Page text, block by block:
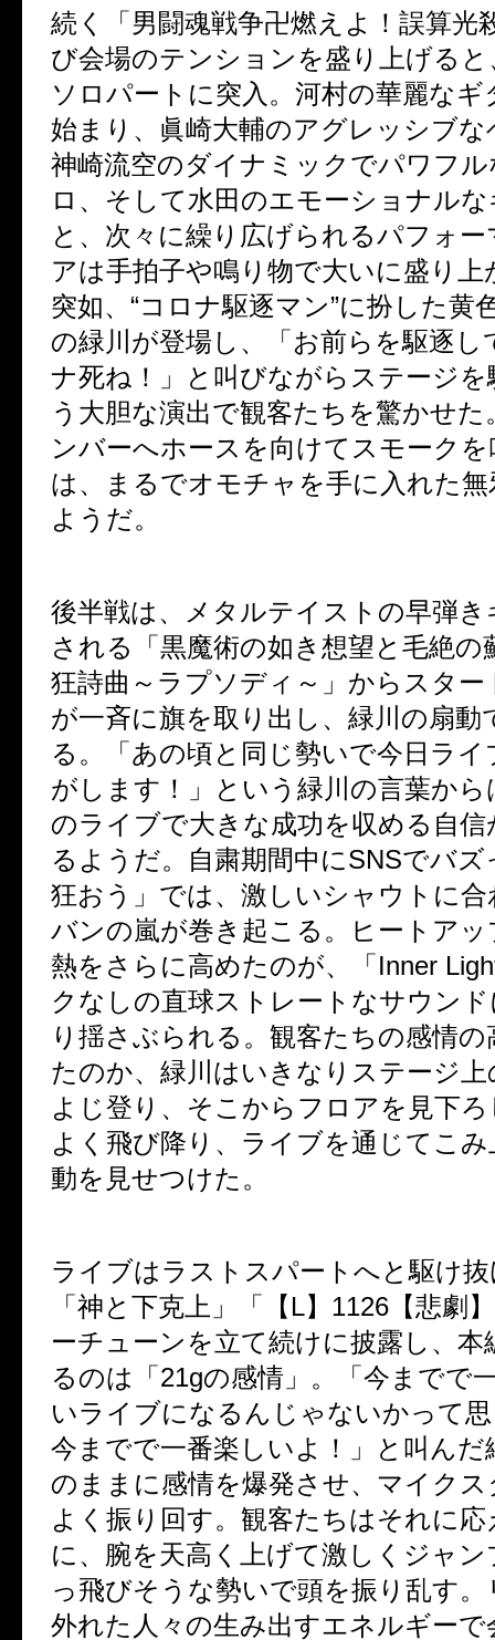
続く「男闘魂戦争卍燃えよ！誤算光
び会場のテンションを盛り上げると
ソロパートに突入。河村の華麗な
始まり、眞崎大輔のアグレッシブ
神崎流空のダイナミックでパワフ
ロ、そして水田のエモーショナル
と、次々に繰り広げられるパフォ
アは手拍子や鳴り物で大いに盛り
突如、 “コロナ駆逐マン”に扮した黄
の緑川が登場し、「お前らを駆逐し
ナ死ね！」と叫びながらステージ
う大胆な演出で観客たちを驚かせ
ンバーへホースを向けてスモーク
は、まるでオモチャを手に入れた
ようだ。
後半戦は、メタルテイストの早弾き
される「黒魔術の如き想望と毛絶の
狂詩曲～ラプソディ～」からスター
が一斉に旗を取り出し、緑川の扇動
る。「あの頃と同じ勢いで今日ラ
がします！」という緑川の言葉か
のライブで大きな成功を収める自
るようだ。自粛期間中にSNSでバズ
狂おう」では、激しいシャウトに
バンの嵐が巻き起こる。ヒートア
熱をさらに高めたのが、「 Inner
クなしの直球ストレートなサウン
り揺さぶられる。観客たちの感情
たのか、緑川はいきなりステージ
よじ登り、そこからフロアを見下
よく飛び降り、ライブを通じてこ
動を見せつけた。
ライブはラストスパートへと駆け
「神と下克上」「【 L】 1126 【悲劇
ーチューンを立て続けに披露し、本
るのは「 21gの感情」。「今までで
いライブになるんじゃないかって
今までで一番楽しいよ！」と叫んだ
のままに感情を爆発させ、マイク
よく振り回す。観客たちはそれに
に、腕を天高く上げて激しくジャ
っ飛びそうな勢いで頭を振り乱す
外れた人々の生み出すエネルギー